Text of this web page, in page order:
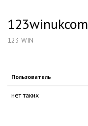
123winukcom
123 WIN
Пользователь
нет таких